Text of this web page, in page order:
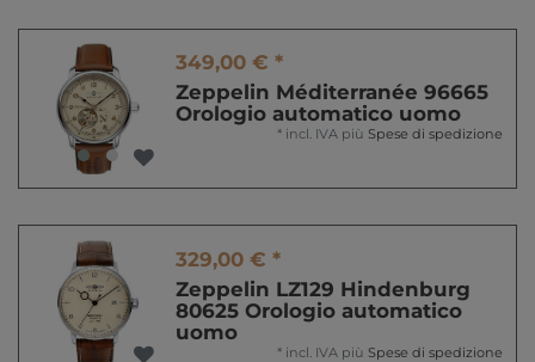
349,00 € *
Zeppelin Méditerranée 96665
Orologio automatico uomo
* incl. IVA più Spese di spedizione
329,00 € *
Zeppelin LZ129 Hindenburg
80625 Orologio automatico
uomo
* incl. IVA più Spese di spedizione